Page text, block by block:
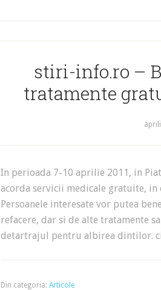
stiri-info.ro –
tratamente
In perioada 7-10 aprilie 2011, in
acorda servicii medicale gratuite,
Persoanele interesate vor putea
refacere, dar si de alte tratamente
detartrajul pentru albirea dintilor.
Din categoria: Articole